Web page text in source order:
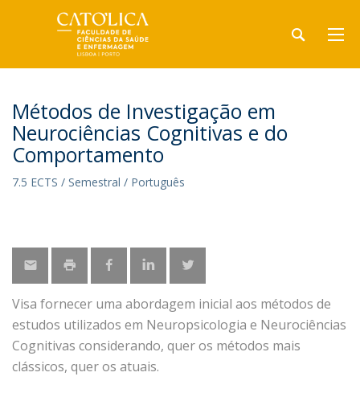
Métodos de Investigação em
Neurociências Cognitivas e do
Comportamento
7.5 ECTS / Semestral / Português
Visa fornecer uma abordagem inicial aos métodos de
estudos utilizados em Neuropsicologia e Neurociências
Cognitivas considerando, quer os métodos mais
clássicos, quer os atuais.